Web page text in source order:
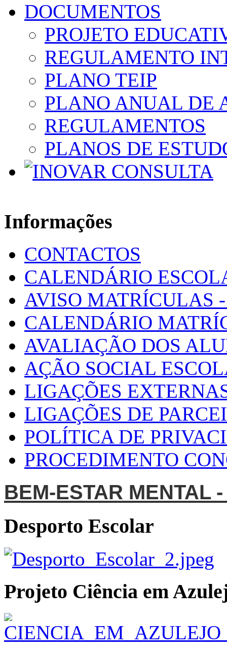
DOCUMENTOS
PROJETO
REGULAMENTO
PLANO TEIP
PLANO ANUAL DE
REGULAMENTOS
PLANOS DE
Informações
CONTACTOS
CALENDÁRIO
AVISO MATRÍCULAS
CALENDÁRIO
AVALIAÇÃO DOS
AÇÃO SOCIAL
LIGAÇÕES
LIGAÇÕES DE
POLÍTICA DE
PROCEDIMENTO
BEM-ESTAR MENTAL
Desporto Escolar
Projeto Ciência em